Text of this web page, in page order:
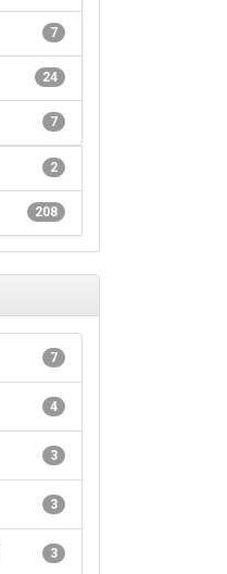
7
24
7
2
208
7
4
3
3
3